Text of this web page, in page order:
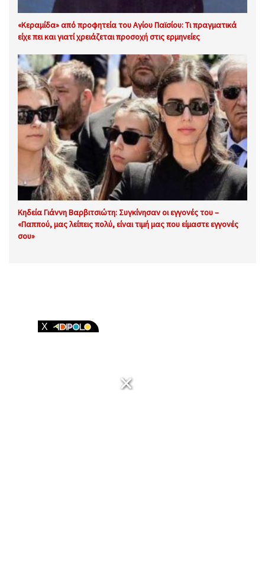
«Κεραμίδα» από προφητεία του Αγίου Παϊσίου: Τι πραγματικά
είχε πει και γιατί χρειάζεται προσοχή στις ερμηνείες
Κηδεία Γιάννη Βαρβιτσιώτη: Συγκίνησαν οι εγγονές του –
«Παππού, μας λείπεις πολύ, είναι τιμή μας που είμαστε εγγονές
σου»